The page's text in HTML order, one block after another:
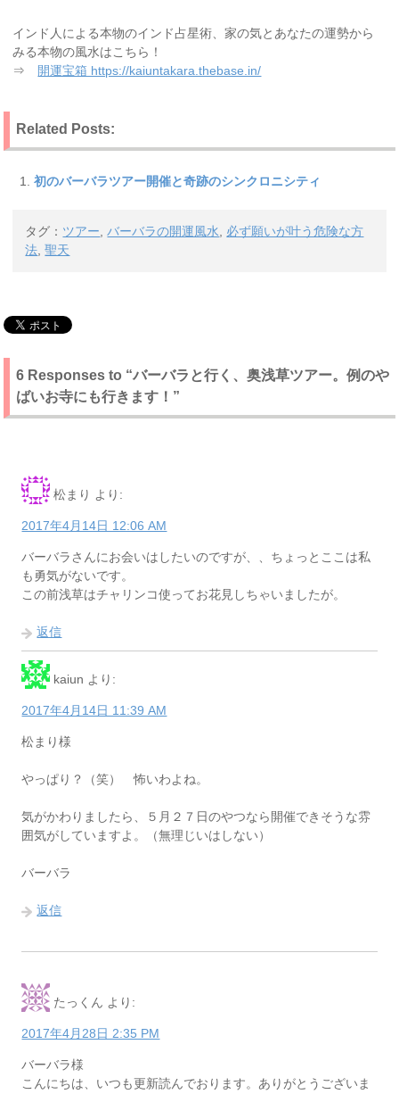
インド人による本物のインド占星術、家の気とあなたの運勢から
みる本物の風水はこちら！
⇒ 開運宝箱 https://kaiuntakara.thebase.in/
Related Posts:
初のバーバラツアー開催と奇跡のシンクロニシティ
タグ： ツアー ,バーバラの開運風水
必ず願いが叶う危険な方
法 ,聖天
6 Responses to “バーバラと行く、奥浅草ツアー。例のや
ばいお寺にも行きます！”
松まり より:
2017年4月14日 12:06 AM
バーバラさんにお会いはしたいのですが、、ちょっとここは私
も勇気がないです。
この前浅草はチャリンコ使ってお花見しちゃいましたが。
返信
kaiun より:
2017年4月14日 11:39 AM
松まり様
やっぱり？（笑） 怖いわよね。
気がかわりましたら、５月２７日のやつなら開催できそうな雰
囲気がしていますよ。（無理じいはしない）
バーバラ
返信
たっくん より:
2017年4月28日 2:35 PM
バーバラ様
こんにちは、いつも更新読んでおります。ありがとうございま